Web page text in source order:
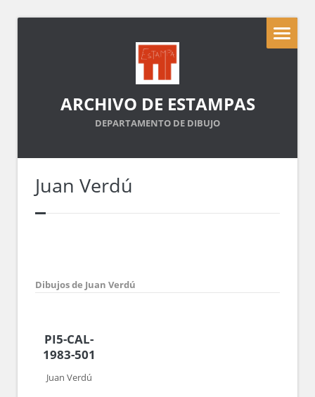
ARCHIVO DE ESTAMPAS
DEPARTAMENTO DE DIBUJO
Juan Verdú
Dibujos de Juan Verdú
PI5-CAL-
1983-501
Juan Verdú